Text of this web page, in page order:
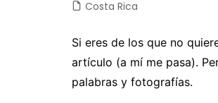
Castilla y León
Castilla-La Mancha
Cataluña
Comunidad
Costa
Cuba
Costa Rica
Si eres de los que no
artículo (a mí me pasa).
palabras y fotografías.